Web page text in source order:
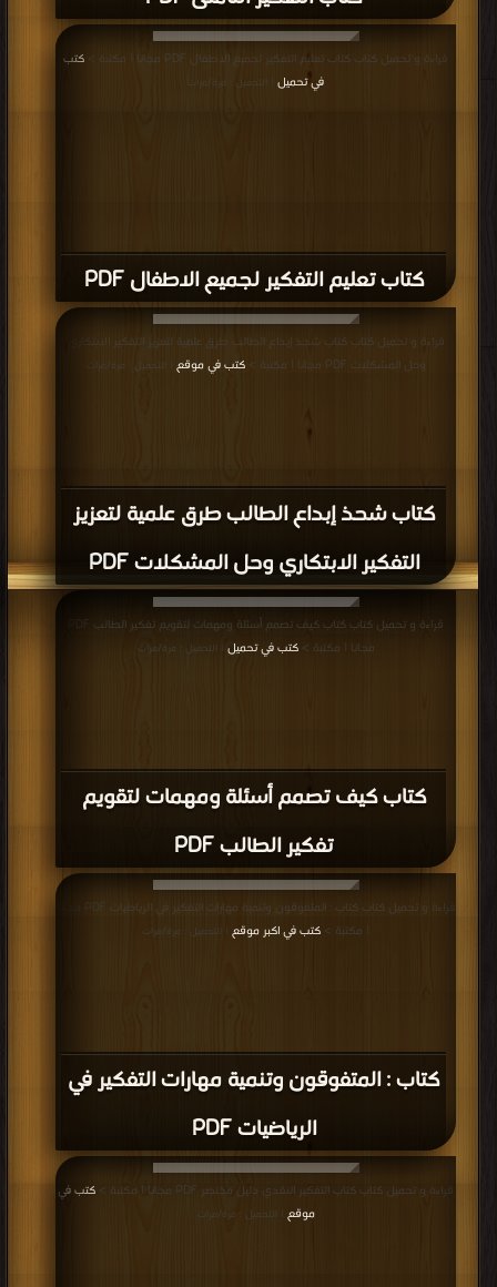
كتاب تعليم التفكير لجميع الاطفال PDF
قراءة و تحميل كتاب كتاب تعليم التفكير لجميع الاطفال PDF مجانا | مكتبة >
كتب
في تحميل
| التحميل : مرة/مرات
كتاب شحذ إبداع الطالب طرق علمية لتعزيز
التفكير الابتكاري وحل المشكلات PDF
قراءة و تحميل كتاب كتاب شحذ إبداع الطالب طرق علمية لتعزيز التفكير الابتكاري
وحل المشكلات PDF مجانا | مكتبة >
كتب في موقع | التحميل : مرة/مرات
كتاب كيف تصمم أسئلة ومهمات لتقويم
تفكير الطالب PDF
مجانا | مكتبة >كتب في تحميل | التحميل : مرة/مرات
كتاب : المتفوقون وتنمية مهارات التفكير في
الرياضيات PDF
| مكتبة > كتب في اكبر موقع | التحميل : مرة/مرات
قراءة و تحميل كتاب كتاب التفكير النقدي دليل مختصر PDF مجانا | مكتبة >
كتب في
موقع
| التحميل : مرة/مرات